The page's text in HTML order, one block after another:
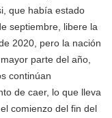
que había estado
septiembre, libere la
2020, pero la nación
parte del año,
continúan
de caer, lo que lleva
comienzo del fin del